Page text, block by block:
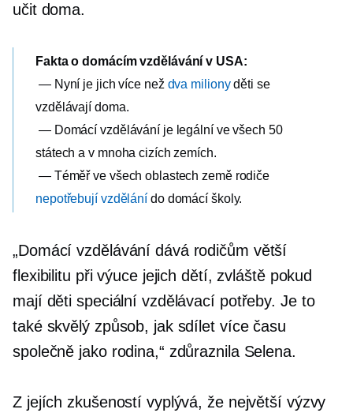
učit doma.
Fakta o domácím vzdělávání v USA:
— Nyní je jich více než dva milionyděti se
vzdělávají doma.
— Domácí vzdělávání je legální ve všech 50
státech a v mnoha cizích zemích.
— Téměř ve všech oblastech země rodiče
nepotřebují vzdělání do domácí školy.
„Domácí vzdělávání dává rodičům větší
flexibilitu při výuce jejich dětí, zvláště pokud
mají děti speciální vzdělávací potřeby. Je to
také skvělý způsob, jak sdílet více času
společně jako rodina,“ zdůraznila Selena.
Z jejích zkušeností vyplývá, že největší výzvy